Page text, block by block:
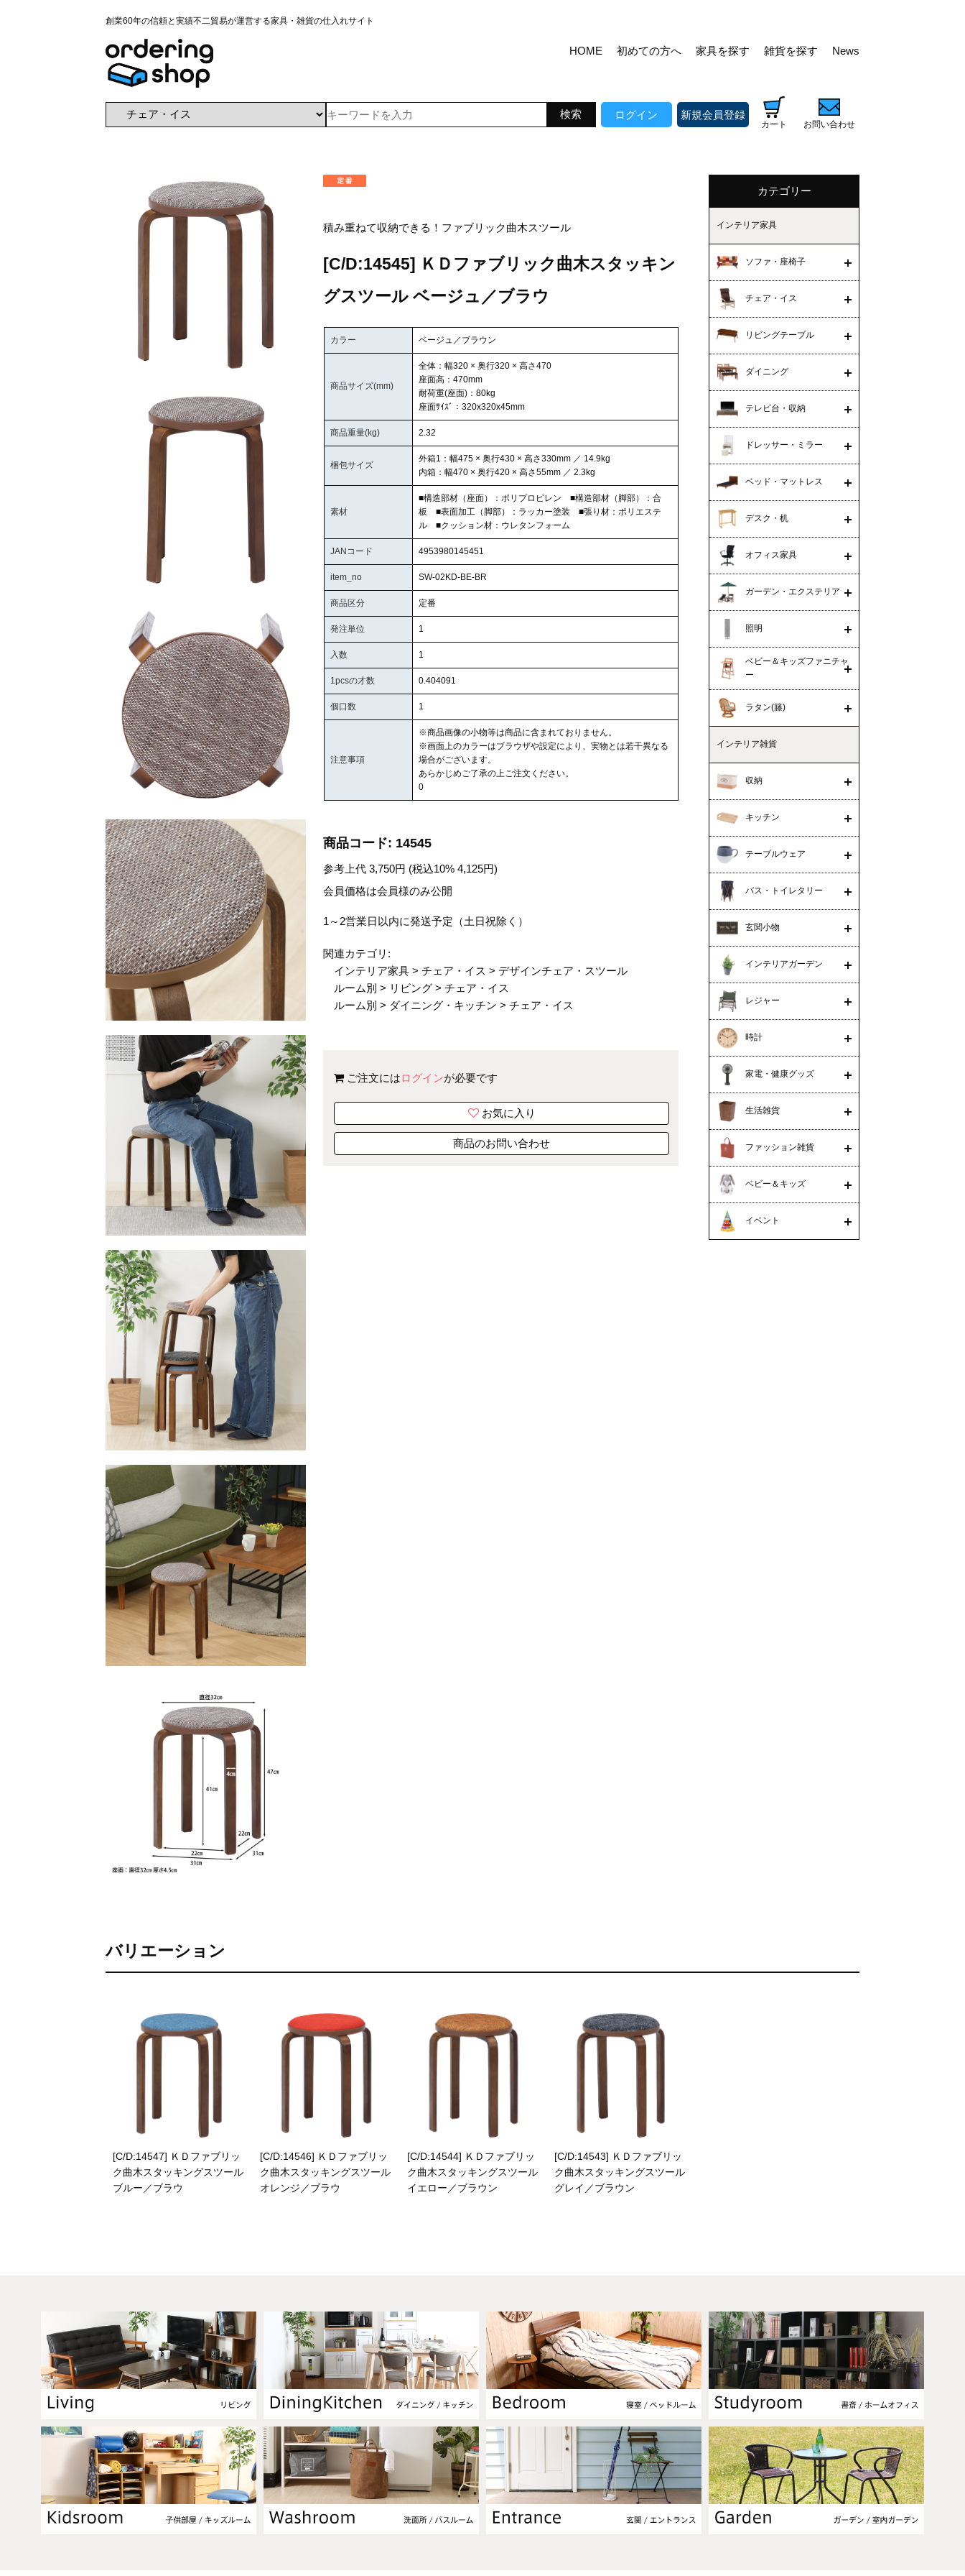
創業60年の信頼と実績不二貿易が運営する家具・雑貨の仕入れサイト
HOME 初めての方へ 家具を探す 雑貨を探す News
ログイン 新規会員登録
カート お問い合わせ
積み重ねて収納できる！ファブリック曲木スツール
[C/D:14545] ＫＤファブリック曲木スタッキン
グスツール ベージュ／ブラウ
カラー ベージュ／ブラウン
商品サイズ(mm)
全体：幅320 × 奥行320 × 高さ470
座面高：470mm
耐荷重(座面)：80kg
座面ｻｲｽﾞ：320x320x45mm
商品重量(kg) 2.32
梱包サイズ
外箱1：幅475 × 奥行430 × 高さ330mm ／ 14.9kg
内箱：幅470 × 奥行420 × 高さ55mm ／ 2.3kg
素材
■構造部材（座面）：ポリプロピレン ■構造部材（脚部）：合
板 ■表面加工（脚部）：ラッカー塗装 ■張り材：ポリエステ
ル ■クッション材：ウレタンフォーム
JANコード 4953980145451
item_no SW-02KD-BE-BR
商品区分 定番
発注単位 1
入数 1
1pcsの才数 0.404091
個口数 1
注意事項
※商品画像の小物等は商品に含まれておりません。
※画面上のカラーはブラウザや設定により、実物とは若干異なる
場合がございます。
あらかじめご了承の上ご注文ください。
0
商品コード: 14545
参考上代 3,750円 (税込10%4,125円)
会員価格は会員様のみ公開
1～2営業日以内に発送予定（土日祝除く）
関連カテゴリ:
インテリア家具 >チェア・イス > デザインチェア・スツール
ルーム別 > リビング >チェア・イス
ルーム別 > ダイニング・キッチン >チェア・イス
ご注文にはログインが必要です
お気に入り
商品のお問い合わせ
バリエーション
[C/D:14547] ＫＤファブリッ
ク曲木スタッキングスツール
ブルー／ブラウ
[C/D:14546] ＫＤファブリッ
ク曲木スタッキングスツール
オレンジ／ブラウ
[C/D:14544] ＫＤファブリッ
ク曲木スタッキングスツール
イエロー／ブラウン
[C/D:14543] ＫＤファブリッ
ク曲木スタッキングスツール
グレイ／ブラウン
カテゴリー
インテリア家具
ソファ・座椅子
チェア・イス
リビングテーブル
ダイニング
テレビ台・収納
ドレッサー・ミラー
ベッド・マットレス
デスク・机
オフィス家具
ガーデン・エクステリア
照明
ベビー＆キッズファニチャ
ー
ラタン(籐)
インテリア雑貨
収納
キッチン
テーブルウェア
バス・トイレタリー
玄関小物
インテリアガーデン
レジャー
時計
家電・健康グッズ
生活雑貨
ファッション雑貨
ベビー＆キッズ
イベント